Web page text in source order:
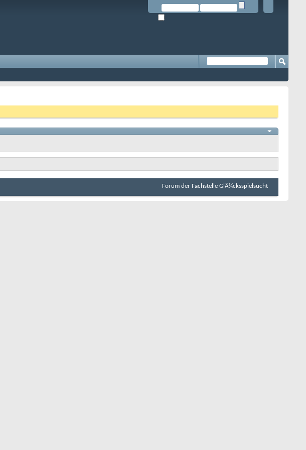
Forum der Fachstelle GlÃ¼cksspielsucht